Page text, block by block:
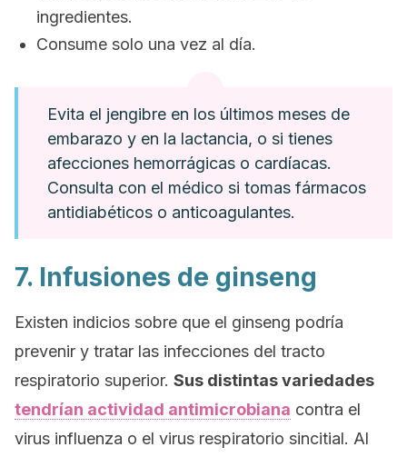
ingredientes.
Consume solo una vez al día.
Evita el jengibre en los últimos meses de
embarazo y en la lactancia, o si tienes
afecciones hemorrágicas o cardíacas.
Consulta con el médico si tomas fármacos
antidiabéticos o anticoagulantes.
7. Infusiones de ginseng
Existen indicios sobre que el ginseng podría
prevenir y tratar las infecciones del tracto
respiratorio superior. Sus distintas variedades
tendrían actividad antimicrobiana contra el
virus influenza o el virus respiratorio sincitial. Al